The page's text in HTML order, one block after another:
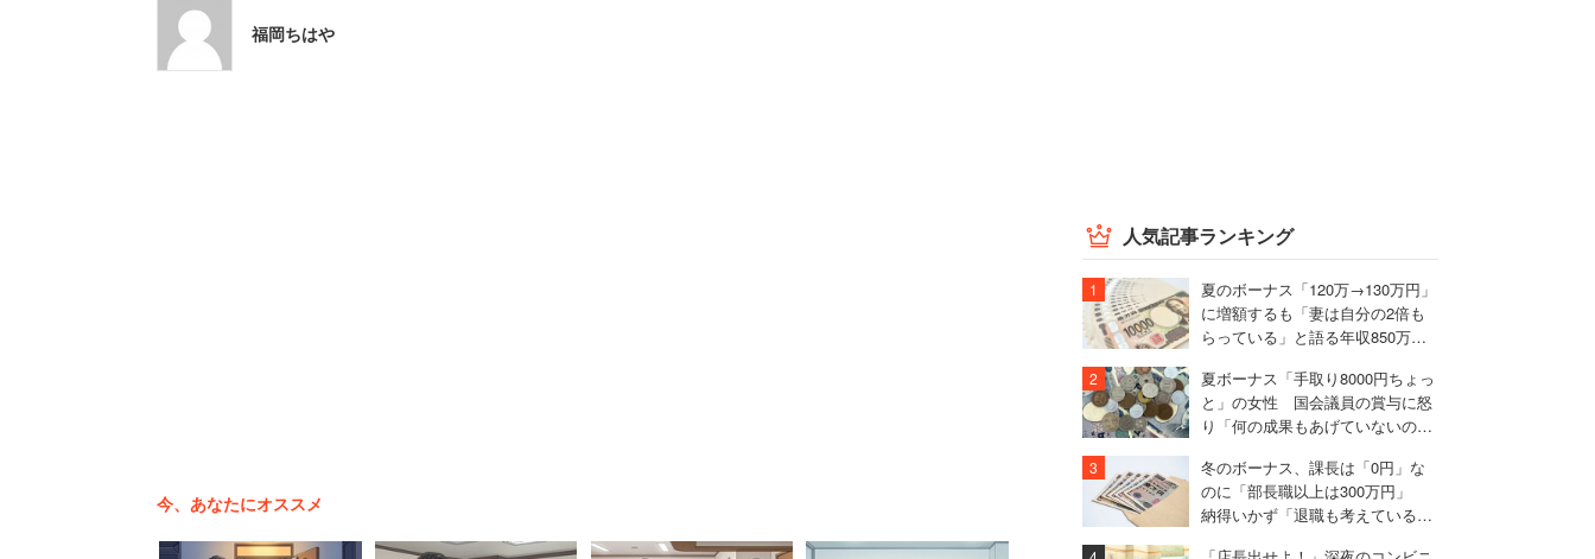
「世の中コロナと騒いでいても、在宅ワークもできない仕事で強制出勤。このご時世、人不足
とはいえ将来に不安があるのか、
福岡ちはや
今、あなたにオススメ
人気記事ランキング
夏のボーナス「120万→130万円」
に増額するも「妻は自分の2倍も
らっている」と語る年収850万円
夏ボーナス「手取り8000円ちょっ
と」の女性 国会議員の賞与に怒
り「何の成果もあげていないの
冬のボーナス、課長は「0円」な
のに「部長職以上は300万円」
納得いかず「退職も考えている」